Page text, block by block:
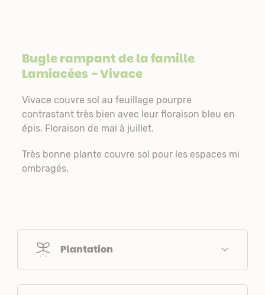
Bugle rampant de la famille
Lamiacées- Vivace
Vivace couvre sol au feuillage pourpre
contrastant très bien avec leur floraison bleu en
épis. Floraison de mai à juillet.
Très bonne plante couvre sol pour les espaces mi
ombragés.
Plantation